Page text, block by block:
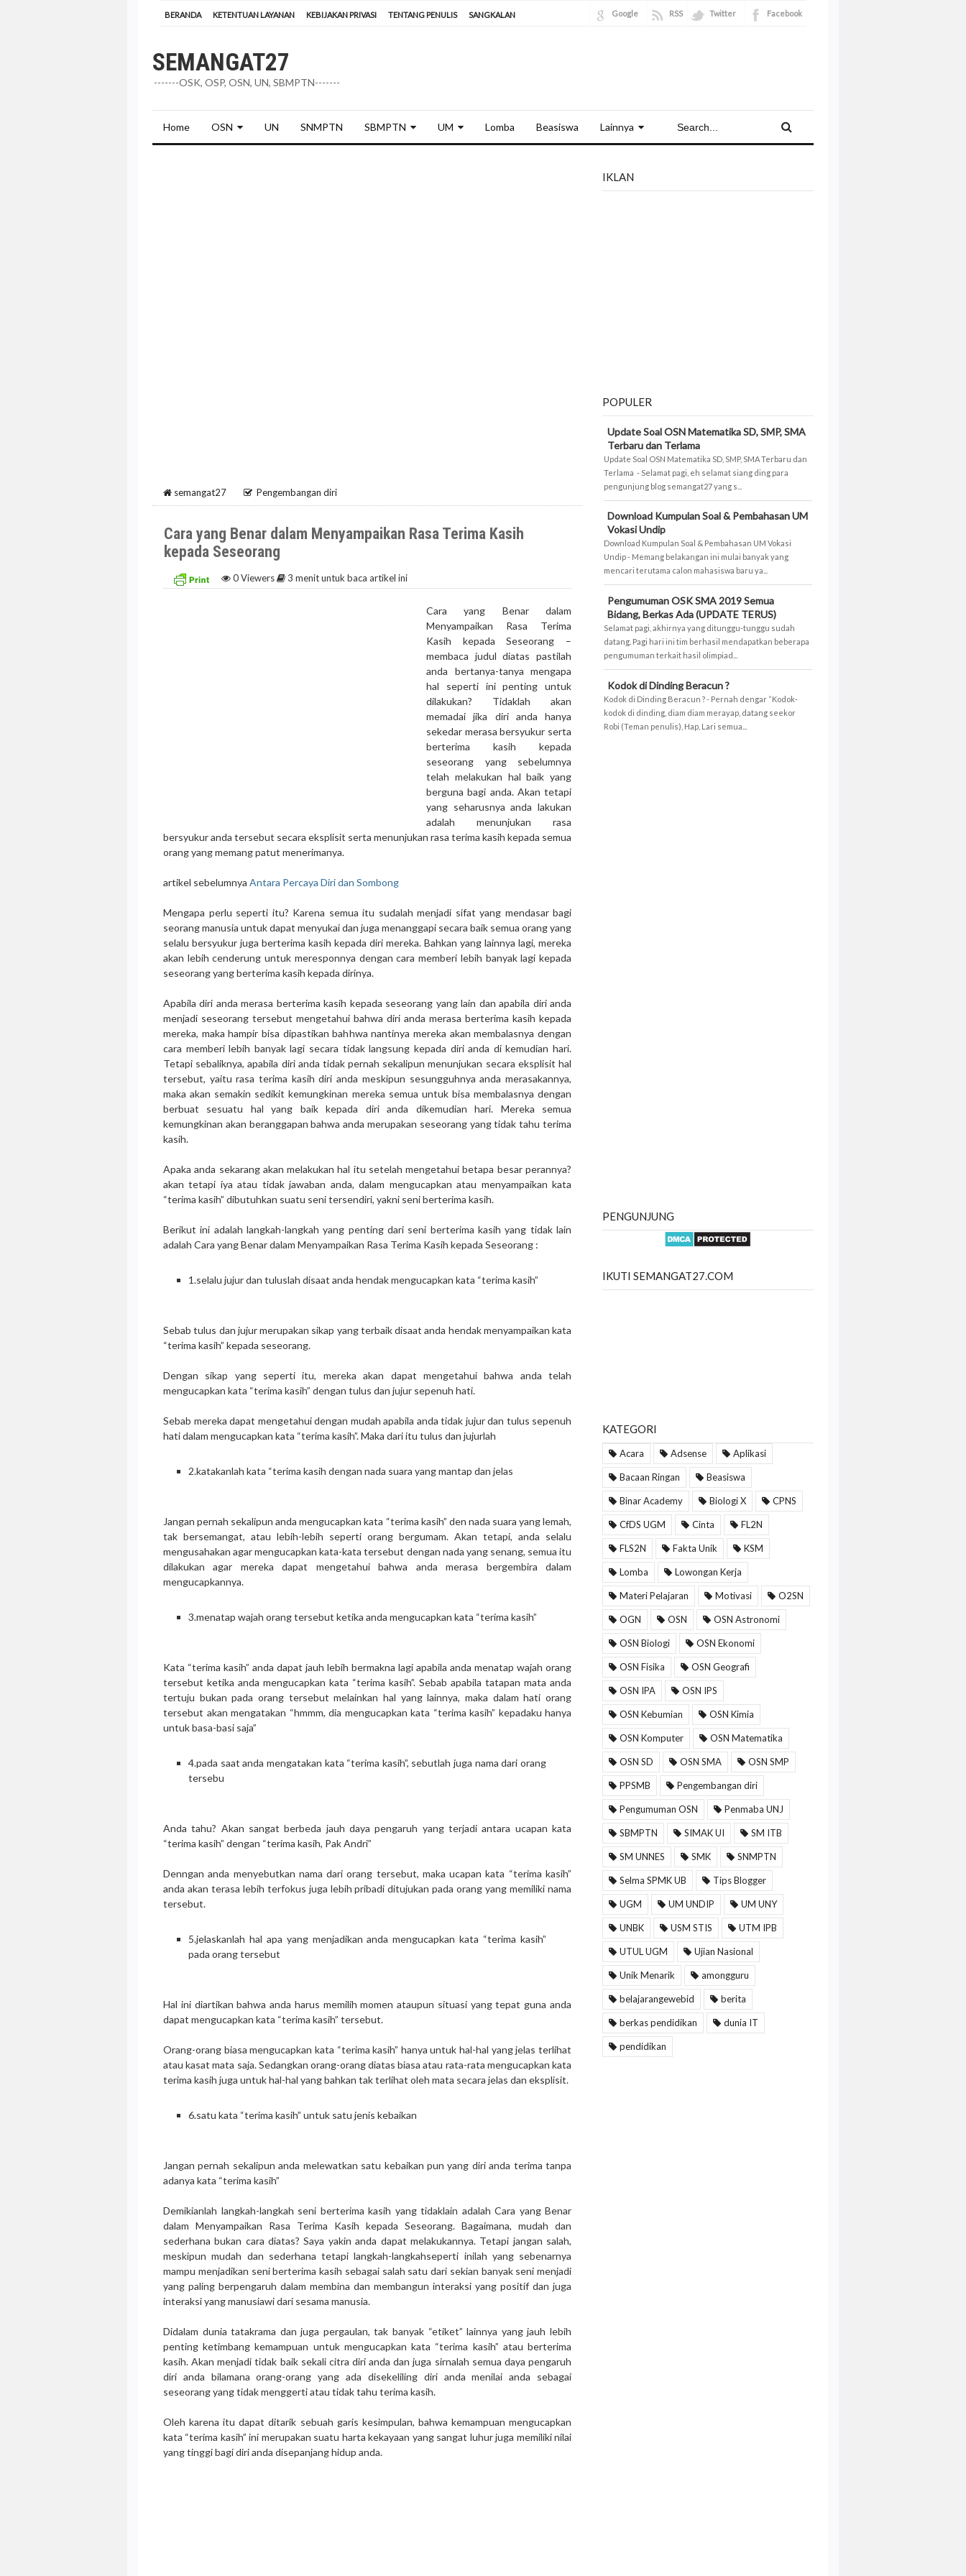
BERANDA KETENTUAN LAYANAN KEBIJAKAN PRIVASI TENTANG PENULIS SANGKALAN Facebook
Twitter
RSS
Google
SEMANGAT27
-------OSK, OSP, OSN, UN, SBMPTN-------
Home OSN UN SNMPTN SBMPTN UM Lomba Beasiswa Lainnya
semangat27 Pengembangan diri
Cara yang Benar dalam Menyampaikan Rasa Terima Kasih
kepada Seseorang
0Viewers 3 menit untuk baca artikel ini
Cara yang Benar dalam
Menyampaikan Rasa Terima
Kasih kepada Seseorang –
membaca judul diatas pastilah
anda bertanya-tanya mengapa
hal seperti ini penting untuk
dilakukan? Tidaklah akan
memadai jika diri anda hanya
sekedar merasa bersyukur serta
berterima kasih kepada
seseorang yang sebelumnya
telah melakukan hal baik yang
berguna bagi anda. Akan tetapi
yang seharusnya anda lakukan
adalah menunjukan rasa
bersyukur anda tersebut secara eksplisit serta menunjukan rasa terima kasih kepada semua
orang yang memang patut menerimanya.
artikel sebelumnya Antara Percaya Diri dan Sombong
Mengapa perlu seperti itu? Karena semua itu sudalah menjadi sifat yang mendasar bagi
seorang manusia untuk dapat menyukai dan juga menanggapi secara baik semua orang yang
selalu bersyukur juga berterima kasih kepada diri mereka. Bahkan yang lainnya lagi, mereka
akan lebih cenderung untuk meresponnya dengan cara memberi lebih banyak lagi kepada
seseorang yang berterima kasih kepada dirinya.
Apabila diri anda merasa berterima kasih kepada seseorang yang lain dan apabila diri anda
menjadi seseorang tersebut mengetahui bahwa diri anda merasa berterima kasih kepada
mereka, maka hampir bisa dipastikan bahhwa nantinya mereka akan membalasnya dengan
cara memberi lebih banyak lagi secara tidak langsung kepada diri anda di kemudian hari.
Tetapi sebaliknya, apabila diri anda tidak pernah sekalipun menunjukan secara eksplisit hal
tersebut, yaitu rasa terima kasih diri anda meskipun sesungguhnya anda merasakannya,
maka akan semakin sedikit kemungkinan mereka semua untuk bisa membalasnya dengan
berbuat sesuatu hal yang baik kepada diri anda dikemudian hari. Mereka semua
kemungkinan akan beranggapan bahwa anda merupakan seseorang yang tidak tahu terima
kasih.
Apaka anda sekarang akan melakukan hal itu setelah mengetahui betapa besar perannya?
akan tetapi iya atau tidak jawaban anda, dalam mengucapkan atau menyampaikan kata
“terima kasih” dibutuhkan suatu seni tersendiri, yakni seni berterima kasih.
Berikut ini adalah langkah-langkah yang penting dari seni berterima kasih yang tidak lain
adalah Cara yang Benar dalam Menyampaikan Rasa Terima Kasih kepada Seseorang :
1.selalu jujur dan tuluslah disaat anda hendak mengucapkan kata “terima kasih”
Sebab tulus dan jujur merupakan sikap yang terbaik disaat anda hendak menyampaikan kata
“terima kasih” kepada seseorang.
Dengan sikap yang seperti itu, mereka akan dapat mengetahui bahwa anda telah
mengucapkan kata “terima kasih” dengan tulus dan jujur sepenuh hati.
Sebab mereka dapat mengetahui dengan mudah apabila anda tidak jujur dan tulus sepenuh
hati dalam mengucapkan kata “terima kasih”. Maka dari itu tulus dan jujurlah
2.katakanlah kata “terima kasih dengan nada suara yang mantap dan jelas
Jangan pernah sekalipun anda mengucapkan kata “terima kasih” den nada suara yang lemah,
tak bersemangat, atau lebih-lebih seperti orang bergumam. Akan tetapi, anda selalu
mengusahakan agar mengucapkan kata-kata tersebut dengan nada yang senang, semua itu
dilakukan agar mereka dapat mengetahui bahwa anda merasa bergembira dalam
mengucapkannya.
3.menatap wajah orang tersebut ketika anda mengucapkan kata “terima kasih”
Kata “terima kasih” anda dapat jauh lebih bermakna lagi apabila anda menatap wajah orang
tersebut ketika anda mengucapkan kata “terima kasih”. Sebab apabila tatapan mata anda
tertuju bukan pada orang tersebut melainkan hal yang lainnya, maka dalam hati orang
tersebut akan mengatakan “hmmm, dia mengucapkan kata “terima kasih” kepadaku hanya
untuk basa-basi saja”
4.pada saat anda mengatakan kata “terima kasih”, sebutlah juga nama dari orang
tersebu
Anda tahu? Akan sangat berbeda jauh daya pengaruh yang terjadi antara ucapan kata
“terima kasih” dengan “terima kasih, Pak Andri”
Denngan anda menyebutkan nama dari orang tersebut, maka ucapan kata “terima kasih”
anda akan terasa lebih terfokus juga lebih pribadi ditujukan pada orang yang memiliki nama
tersebut.
5.jelaskanlah hal apa yang menjadikan anda mengucapkan kata “terima kasih”
pada orang tersebut
Hal ini diartikan bahwa anda harus memilih momen ataupun situasi yang tepat guna anda
dapat mengucapkan kata “terima kasih” tersebut.
Orang-orang biasa mengucapkan kata “terima kasih” hanya untuk hal-hal yang jelas terlihat
atau kasat mata saja. Sedangkan orang-orang diatas biasa atau rata-rata mengucapkan kata
terima kasih juga untuk hal-hal yang bahkan tak terlihat oleh mata secara jelas dan eksplisit.
6.satu kata “terima kasih” untuk satu jenis kebaikan
Jangan pernah sekalipun anda melewatkan satu kebaikan pun yang diri anda terima tanpa
adanya kata “terima kasih”
Demikianlah langkah-langkah seni berterima kasih yang tidaklain adalah Cara yang Benar
dalam Menyampaikan Rasa Terima Kasih kepada Seseorang. Bagaimana, mudah dan
sederhana bukan cara diatas? Saya yakin anda dapat melakukannya. Tetapi jangan salah,
meskipun mudah dan sederhana tetapi langkah-langkahseperti inilah yang sebenarnya
mampu menjadikan seni berterima kasih sebagai salah satu dari sekian banyak seni menjadi
yang paling berpengaruh dalam membina dan membangun interaksi yang positif dan juga
interaksi yang manusiawi dari sesama manusia.
Didalam dunia tatakrama dan juga pergaulan, tak banyak “etiket” lainnya yang jauh lebih
penting ketimbang kemampuan untuk mengucapkan kata “terima kasih” atau berterima
kasih. Akan menjadi tidak baik sekali citra diri anda dan juga sirnalah semua daya pengaruh
diri anda bilamana orang-orang yang ada disekeliling diri anda menilai anda sebagai
seseorang yang tidak menggerti atau tidak tahu terima kasih.
Oleh karena itu dapat ditarik sebuah garis kesimpulan, bahwa kemampuan mengucapkan
kata “terima kasih” ini merupakan suatu harta kekayaan yang sangat luhur juga memiliki nilai
yang tinggi bagi diri anda disepanjang hidup anda.
IKLAN
POPULER
Update Soal OSN Matematika SD, SMP, SMA
Terbaru dan Terlama
Update Soal OSN Matematika SD, SMP, SMA Terbaru dan
Terlama - Selamat pagi, eh selamat siang ding para
pengunjung blog semangat27 yang s...
Download Kumpulan Soal & Pembahasan UM
Vokasi Undip
Download Kumpulan Soal & Pembahasan UM Vokasi
Undip - Memang belakangan ini mulai banyak yang
mencari terutama calon mahasiswa baru ya...
Pengumuman OSK SMA 2019 Semua
Bidang, Berkas Ada (UPDATE TERUS)
Selamat pagi, akhirnya yang ditunggu-tunggu sudah
datang. Pagi hari ini tim berhasil mendapatkan beberapa
pengumuman terkait hasil olimpiad...
Kodok di Dinding Beracun ?
Kodok di Dinding Beracun ? - Pernah dengar “Kodok-
kodok di dinding, diam diam merayap, datang seekor
Robi (Teman penulis), Hap, Lari semua...
PENGUNJUNG
IKUTI SEMANGAT27.COM
KATEGORI
Acara Adsense Aplikasi
Bacaan Ringan Beasiswa
Binar Academy Biologi X CPNS
CfDS UGM Cinta FL2N
FLS2N Fakta Unik KSM
Lomba Lowongan Kerja
Materi Pelajaran Motivasi O2SN
OGN OSN OSN Astronomi
OSN Biologi OSN Ekonomi
OSN Fisika OSN Geografi
OSN IPA OSN IPS
OSN Kebumian OSN Kimia
OSN Komputer OSN Matematika
OSN SD OSN SMA OSN SMP
PPSMB Pengembangan diri
Pengumuman OSN Penmaba UNJ
SBMPTN SIMAK UI SM ITB
SM UNNES SMK SNMPTN
Selma SPMK UB Tips Blogger
UGM UM UNDIP UM UNY
UNBK USM STIS UTM IPB
UTUL UGM Ujian Nasional
Unik Menarik amongguru
belajarangewebid berita
berkas pendidikan dunia IT
pendidikan